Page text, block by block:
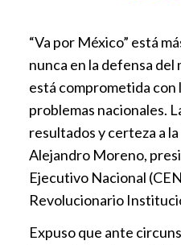
“Va por México” está
nunca en la defensa
está comprometida con
problemas nacionales.
resultados y certeza a
Alejandro Moreno,
Ejecutivo Nacional
Revolucionario
Expuso que ante